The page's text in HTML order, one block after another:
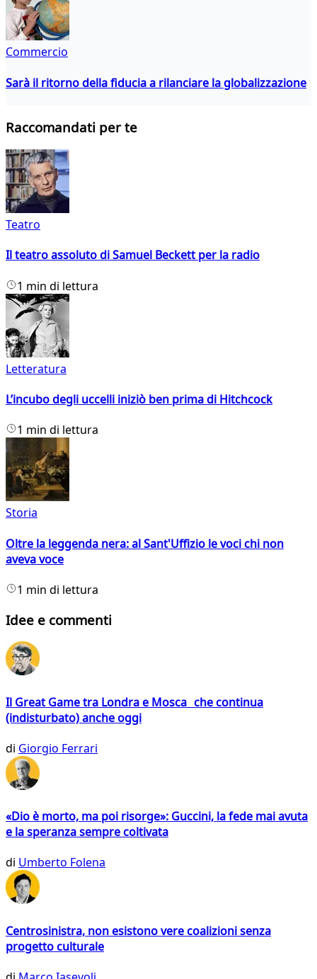
Commercio
Sarà il ritorno della fiducia a rilanciare la globalizzazione
Raccomandati per te
Teatro
Il teatro assoluto di Samuel Beckett per la radio
1 min di lettura
Letteratura
L’incubo degli uccelli iniziò ben prima di Hitchcock
1 min di lettura
Storia
Oltre la leggenda nera: al Sant'Uffizio le voci chi non
aveva voce
1 min di lettura
Idee e commenti
Il Great Game tra Londra e Mosca che continua
(indisturbato) anche oggi
di Giorgio Ferrari
«Dio è morto, ma poi risorge»: Guccini, la fede mai avuta
e la speranza sempre coltivata
di Umberto Folena
Centrosinistra, non esistono vere coalizioni senza
progetto culturale